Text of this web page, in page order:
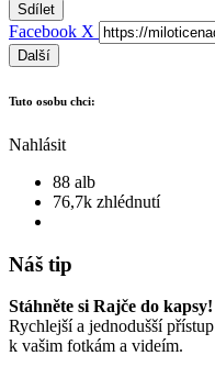
Sdílet
Facebook X
Další
Tuto osobu chci:
Nahlásit
88 alb
76,7k zhlédnutí
Náš tip
Stáhněte si Rajče do kapsy!
Rychlejší a jednodušší přístup
k vašim fotkám a videím.